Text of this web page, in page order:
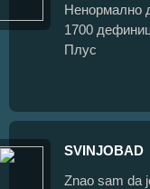
Ненормално
1700
Плус
SVINJOBAD
Znao sam da